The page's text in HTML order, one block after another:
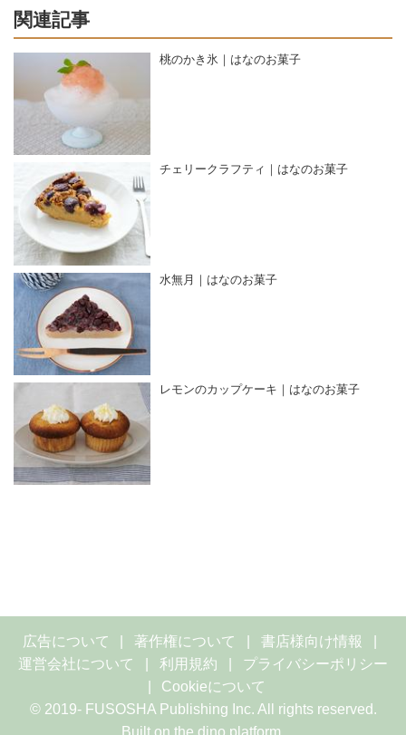
関連記事
桃のかき氷｜はなのお菓子
チェリークラフティ｜はなのお菓子
水無月｜はなのお菓子
レモンのカップケーキ｜はなのお菓子
広告について 著作権について
書店様向け情報
運営会社について
利用規約
プライバシーポリシー
Cookieについて
© 2019- FUSOSHA Publishing Inc. All rights reserved.